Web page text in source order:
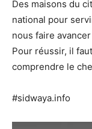
Des maisons du
national pour
nous faire
Pour réussir, il
comprendre le
#sidwaya.info